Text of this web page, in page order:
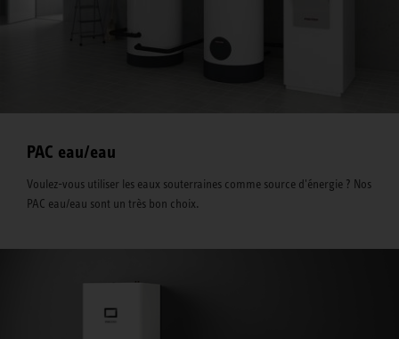
PAC eau/eau
Voulez-vous utiliser les eaux souterraines comme source d'énergie ? Nos
PAC eau/eau sont un très bon choix.